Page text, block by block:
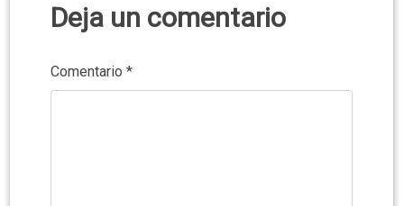
Deja un comentario
Comentario *